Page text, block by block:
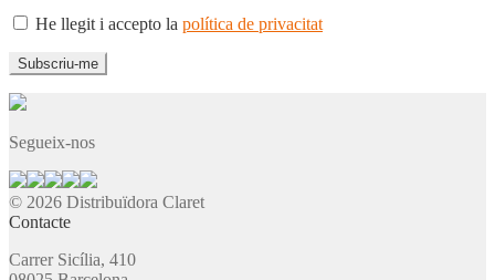
He llegit i accepto la política de privacitat
Segueix-nos
© 2026 Distribuïdora Claret
Contacte
Carrer Sicília, 410